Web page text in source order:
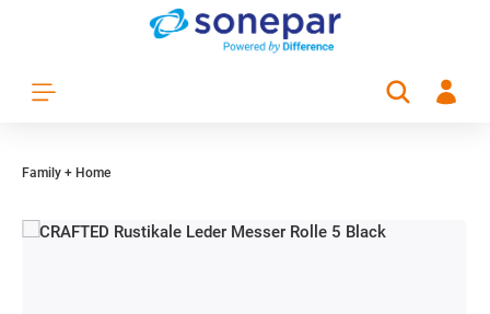
Zum Hauptinhalt springen
Family + Home